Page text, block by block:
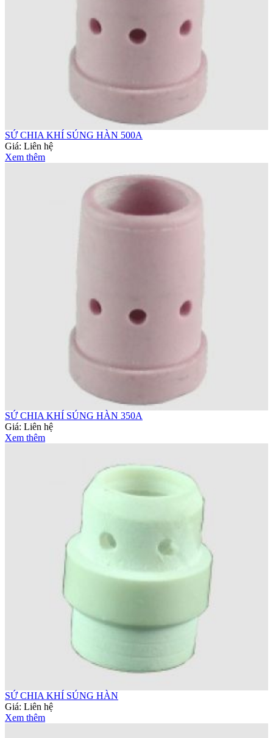
SỨ CHIA KHÍ SÚNG HÀN 500A
Giá: Liên hệ
Xem thêm
SỨ CHIA KHÍ SÚNG HÀN 350A
Giá: Liên hệ
Xem thêm
SỨ CHIA KHÍ SÚNG HÀN
Giá: Liên hệ
Xem thêm